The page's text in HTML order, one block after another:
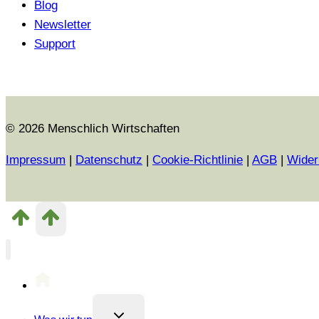
Blog
Newsletter
Support
© 2026 Menschlich Wirtschaften
Impressum Datenschutz Cookie-Richtlinie AGB
Untermenü